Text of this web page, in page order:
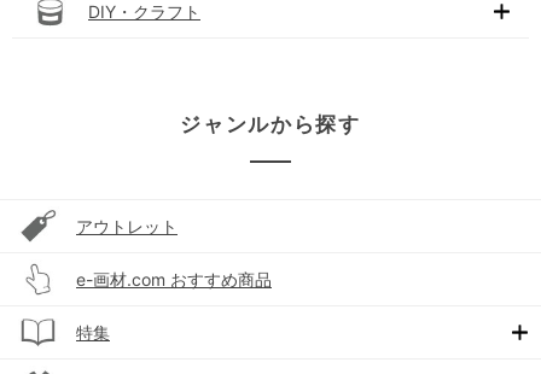
DIY・クラフト
ジャンルから探す
アウトレット
e-画材.com おすすめ商品
特集